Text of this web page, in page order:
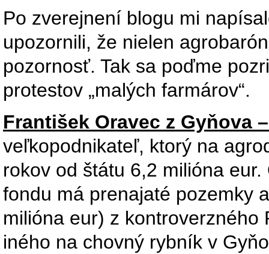
Po zverejnení blogu mi
upozornili, že nielen
pozornosť. Tak sa poďme
protestov „malých farmárov“.
František Oravec z Gyňova
veľkopodnikateľ, ktorý na
rokov od štátu 6,2 milióna
fondu má prenajaté pozemky
milióna eur) z
iného na chovný rybník v